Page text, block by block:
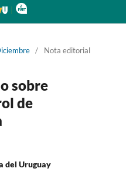
/ Nota editorial
sobre
de
del Uruguay